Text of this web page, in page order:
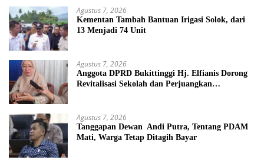
Agustus 7, 2026
Kementan Tambah Bantuan Irigasi Solok, dari
13 Menjadi 74 Unit
Agustus 7, 2026
Anggota DPRD Bukittinggi Hj. Elfianis Dorong
Revitalisasi Sekolah dan Perjuangkan
Agustus 7, 2026
Tanggapan Dewan Andi Putra, Tentang PDAM
Mati, Warga Tetap Ditagih Bayar